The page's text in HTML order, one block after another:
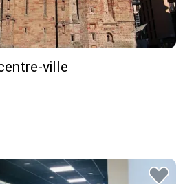
ville